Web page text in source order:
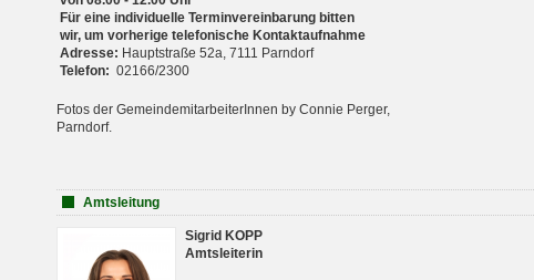
Für eine individuelle Terminvereinbarung bitten
wir, um vorherige telefonische Kontaktaufnahme
Adresse: Hauptstraße 52a, 7111 Parndorf
Telefon: 02166/2300
Fotos der GemeindemitarbeiterInnen by Connie Perger,
Parndorf.
Amtsleitung
Sigrid KOPP
Amtsleiterin